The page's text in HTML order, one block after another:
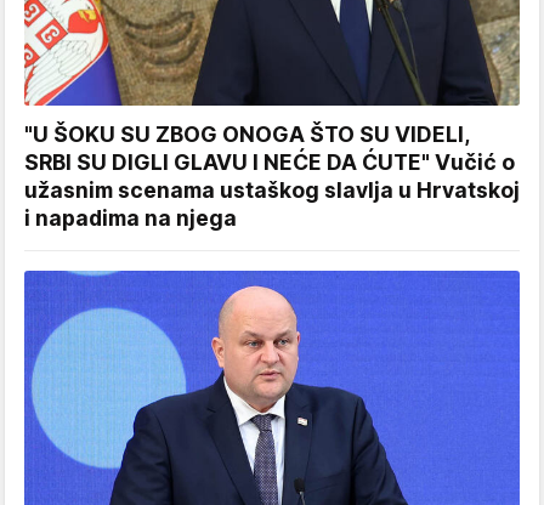
"U ŠOKU SU ZBOG ONOGA ŠTO SU VIDELI,
SRBI SU DIGLI GLAVU I NEĆE DA ĆUTE" Vučić o
užasnim scenama ustaškog slavlja u Hrvatskoj
i napadima na njega